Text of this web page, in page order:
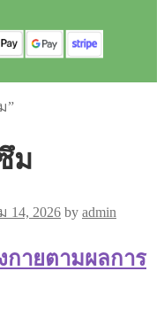
”
ม
14, 2026 by admin
กายตามผลการ